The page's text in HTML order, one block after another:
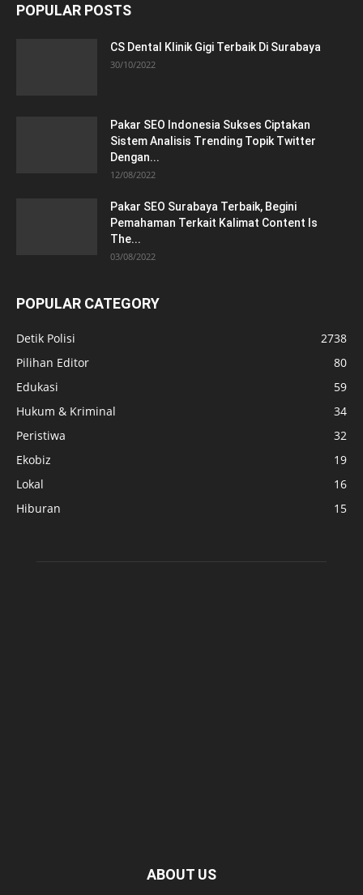
POPULAR POSTS
CS Dental Klinik Gigi Terbaik Di Surabaya
30/10/2022
Pakar SEO Indonesia Sukses Ciptakan
Sistem Analisis Trending Topik Twitter
Dengan...
12/08/2022
Pakar SEO Surabaya Terbaik, Begini
Pemahaman Terkait Kalimat Content Is
The...
03/08/2022
POPULAR CATEGORY
Detik Polisi
2738
Pilihan Editor
80
Edukasi
59
Hukum & Kriminal
34
Peristiwa
32
Ekobiz
19
Lokal
16
Hiburan
15
ABOUT US